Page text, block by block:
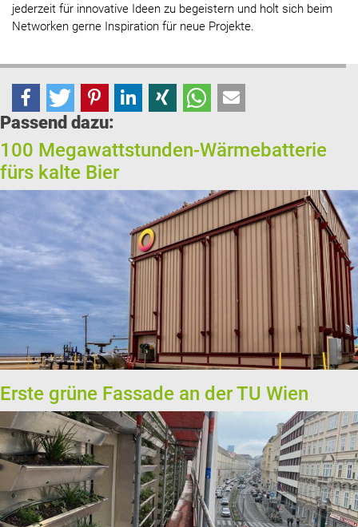
jederzeit für innovative Ideen zu begeistern und holt sich beim
Networken gerne Inspiration für neue Projekte.
Passend dazu:
100 Megawattstunden-Wärmebatterie
fürs kalte Bier
Erste grüne Fassade an der TU Wien